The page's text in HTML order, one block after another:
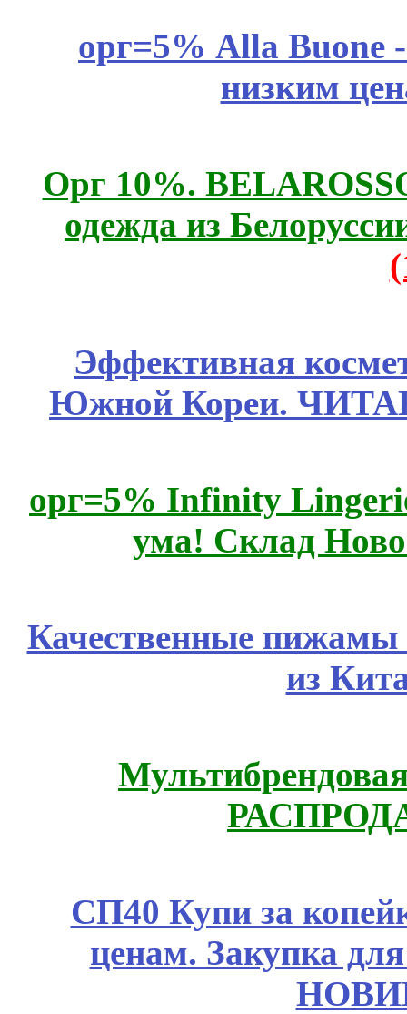
орг=5% Alla Buone
низким
Орг 10%.
одежда из
Эффективная
Южной Кореи.
орг=5% Infinity
ума! Склад
Качественные пижамы
из
СП40 Купи за
ценам. Закупка